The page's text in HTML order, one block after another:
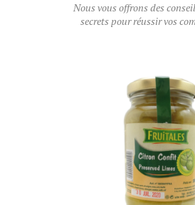
Nous vous offrons des
secrets pour réussir vos